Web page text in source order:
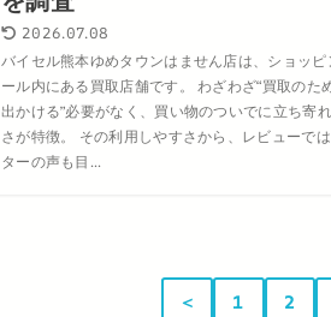
2026.07.08
バイセル熊本ゆめタウンはません店は、ショッピ
ール内にある買取店舗です。 わざわざ“買取のた
出かける”必要がなく、買い物のついでに立ち寄
さが特徴。 その利用しやすさから、レビューで
ターの声も目...
＜ 1 2